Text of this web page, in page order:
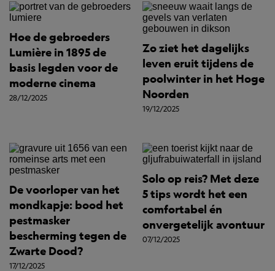
Hoe de gebroeders
Lumière in 1895 de
basis legden voor de
moderne cinema
28/12/2025
Zo ziet het dagelijks
leven eruit tijdens de
poolwinter in het Hoge
Noorden
19/12/2025
De voorloper van het
mondkapje: bood het
pestmasker
bescherming tegen de
Zwarte Dood?
17/12/2025
Solo op reis? Met deze
5 tips wordt het een
comfortabel én
onvergetelijk avontuur
07/12/2025